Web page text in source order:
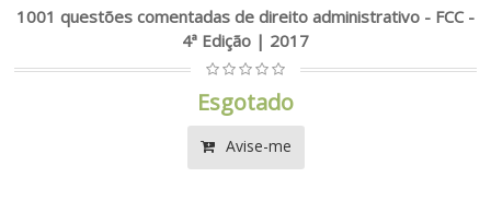
1001 questões comentadas de direito administrativo - FCC -
4ª Edição | 2017
Esgotado
Avise-me